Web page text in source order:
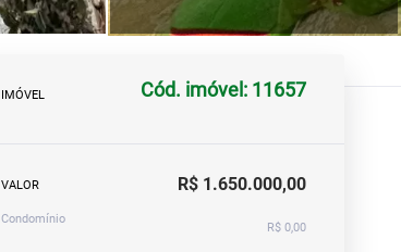
IMÓVEL Cód. imóvel: 11657
VALOR R$ 1.650.000,00
Condomínio
R$ 0,00